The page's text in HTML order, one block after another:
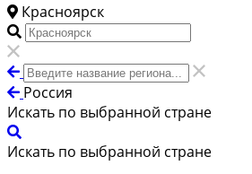
Красноярск
Россия
Искать по выбранной стране
Искать по выбранной стране